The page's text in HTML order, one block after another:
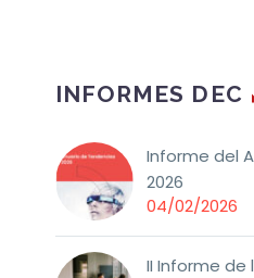
INFORMES DEC
Informe del
2026
04/02/2026
II Informe de